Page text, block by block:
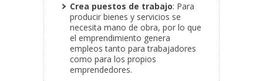
Crea puestos de trabajo: Para
producir bienes y servicios se
necesita mano de obra, por lo que
el emprendimiento genera
empleos tanto para trabajadores
como para los propios
emprendedores.